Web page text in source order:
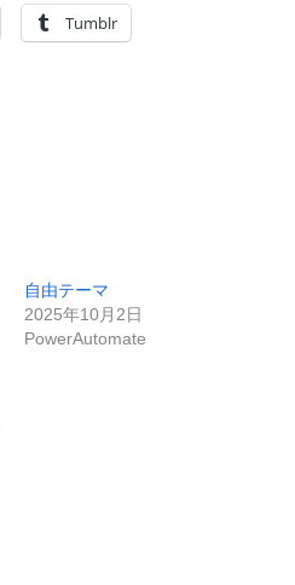
Tumblr
自由テーマ
2025年10月2日
PowerAutomate